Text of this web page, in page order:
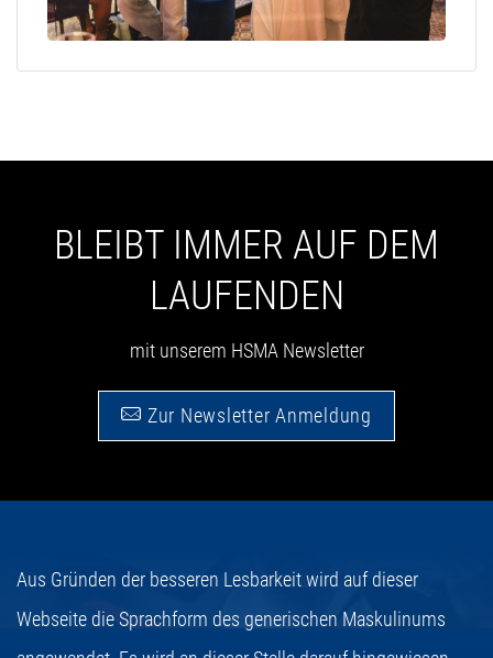
BLEIBT IMMER AUF DEM
LAUFENDEN
mit unserem HSMA Newsletter
Zur Newsletter Anmeldung
Aus Gründen der besseren Lesbarkeit wird auf dieser
Webseite die Sprachform des generischen Maskulinums